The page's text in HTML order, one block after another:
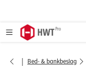
| Bed- & bankbeslag